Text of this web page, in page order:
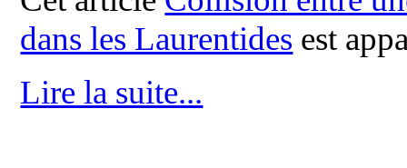
dans les Laurentides est
Lire la suite...